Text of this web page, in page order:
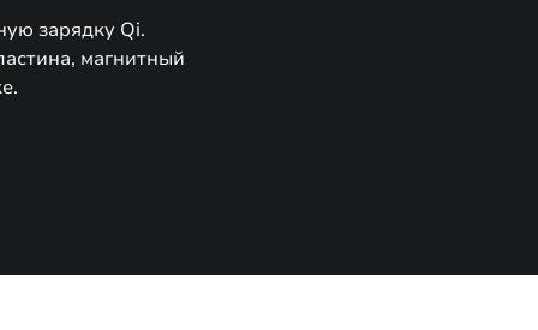
зарядку Qi.
магнитный